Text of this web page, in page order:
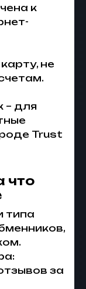
к
не
– для
Trust
что
типа
за